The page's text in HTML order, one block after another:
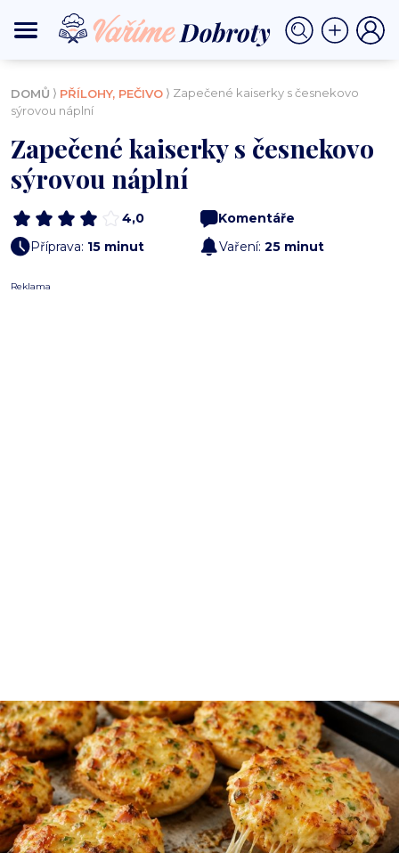
DOMŮ ⟩ PŘÍLOHY, PEČIVO ⟩ Zapečené kaiserky s česnekovo
sýrovou náplní
Zapečené kaiserky s česnekovo
sýrovou náplní
4,0
Komentáře
Příprava: 15 minut Vaření: 25 minut
Reklama